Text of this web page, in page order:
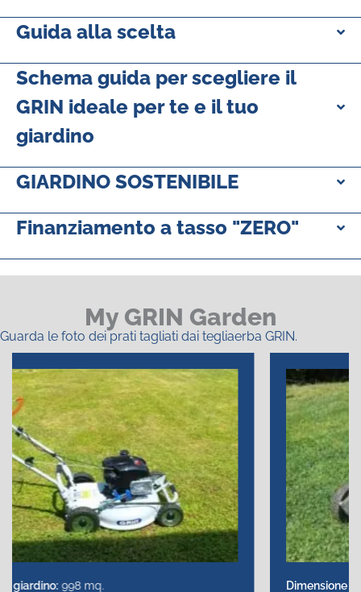
Guida alla scelta
Schema guida per scegliere il
GRIN ideale per te e il tuo
giardino
GIARDINO SOSTENIBILE
Finanziamento a tasso "ZERO"
My GRIN Garden
Guarda le foto dei prati tagliati dai tegliaerba GRIN.
Dimensione giardino: